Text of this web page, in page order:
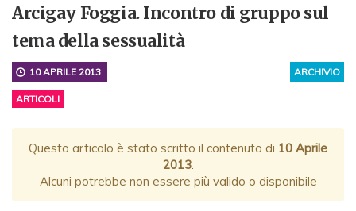
Arcigay Foggia. Incontro di gruppo sul
tema della sessualità
ARCHIVIO
10 APRILE 2013
ARTICOLI
Questo articolo è stato scritto il contenuto di 10 Aprile
2013.
Alcuni potrebbe non essere più valido o disponibile